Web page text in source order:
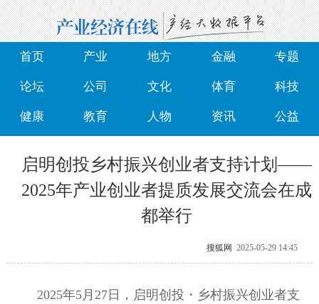
首页 产业 地方 金融 专题
论坛 公司 文化 体育 科技
健康 教育 人物 资讯 公益
启明创投乡村振兴创业者支持计划——
2025年产业创业者提质发展交流会在成
都举行
搜狐网 2025-05-29 14:45
2025年5月27日，启明创投・乡村振兴创业者支